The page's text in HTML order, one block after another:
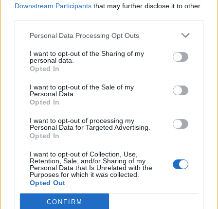
Downstream Participants that may further disclose it to other
Personal Data Processing Opt Outs
I want to opt-out of the Sharing of my
personal data.
Opted In
I want to opt-out of the Sale of my
Personal Data.
Opted In
I want to opt-out of processing my
Personal Data for Targeted Advertising.
Opted In
I want to opt-out of Collection, Use,
Retention, Sale, and/or Sharing of my
Personal Data that Is Unrelated with the
Purposes for which it was collected.
Opted Out
CONFIRM
που θέλεις να καταβροχθίσεις τα
27 Φεβρουαρίου 2026
Ωρίων – Σπάνια νοσήματα
συνδέονται με μνημεία που
διαμόρφωσαν την ιστορία και το
27 Φεβρουαρίου 2026
Γεωργιάδης: Πολλαπλά οφέλη από
τη συνεργασία δημοσίου και
ιδιωτικού τομέα
27 Φεβρουαρίου 2026